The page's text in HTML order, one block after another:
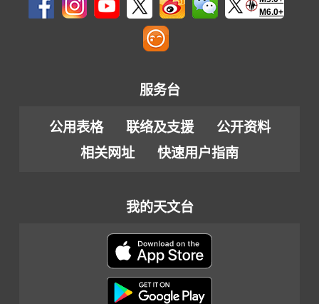
M6.0+
服务台
公用表格 联络及支援
公开资料
相关网址
快速用户指南
我的天文台